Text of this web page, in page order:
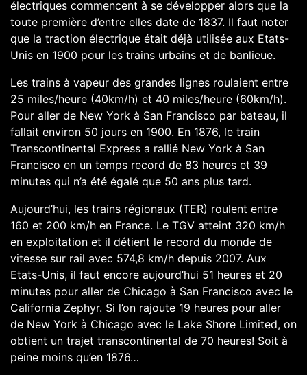
électriques commencent à se développer alors que la
toute première d’entre elles date de 1837. Il faut noter
que la traction électrique était déjà utilisée aux Etats-
Unis en 1900 pour les trains urbains et de banlieue.
Les trains à vapeur des grandes lignes roulaient entre
25 miles/heure (40km/h) et 40 miles/heure (60km/h).
Pour aller de New York à San Francisco par bateau, il
fallait environ 50 jours en 1900. En 1876, le train
Transcontinental Express a rallié New York à San
Francisco en un temps record de 83 heures et 39
minutes qui n’a été égalé que 50 ans plus tard.
Aujourd’hui, les trains régionaux (TER) roulent entre
160 et 200 km/h en France. Le TGV atteint 320 km/h
en exploitation et il détient le record du monde de
vitesse sur rail avec 574,8 km/h depuis 2007. Aux
Etats-Unis, il faut encore aujourd’hui 51 heures et 20
minutes pour aller de Chicago à San Francisco avec le
California Zephyr. Si l’on rajoute 19 heures pour aller
de New York à Chicago avec le Lake Shore Limited, on
obtient un trajet transcontinental de 70 heures! Soit à
peine moins qu’en 1876…